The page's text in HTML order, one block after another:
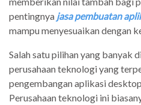
pentingnya jasa pembuatan
mampu menyesuaikan dengan
Salah satu pilihan yang banyak
perusahaan teknologi yang
pengembangan aplikasi
Perusahaan teknologi ini